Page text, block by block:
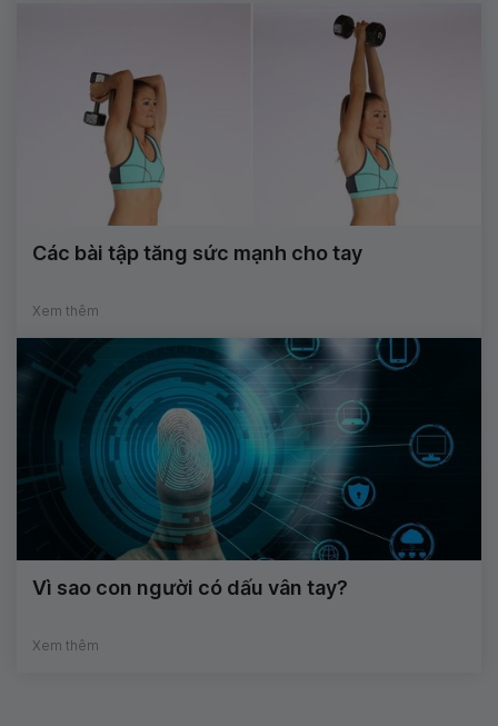
Các bài tập tăng sức mạnh cho tay
Xem thêm
Vì sao con người có dấu vân tay?
Xem thêm